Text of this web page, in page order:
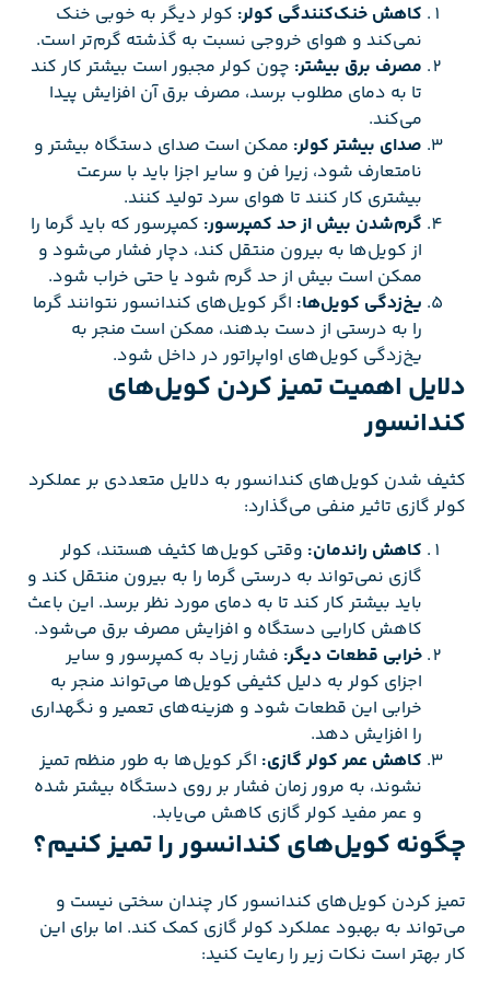
کاهش خنک‌کنندگی کولر: کولر دیگر به خوبی خنک
نمی‌کند و هوای خروجی نسبت به گذشته گرم‌تر است.
مصرف برق بیشتر: چون کولر مجبور است بیشتر کار کند
تا به دمای مطلوب برسد، مصرف برق آن افزایش پیدا
می‌کند.
صدای بیشتر کولر: ممکن است صدای دستگاه بیشتر و
نامتعارف شود، زیرا فن و سایر اجزا باید با سرعت
بیشتری کار کنند تا هوای سرد تولید کنند.
گرم‌شدن بیش از حد کمپرسور: کمپرسور که باید گرما را
از کویل‌ها به بیرون منتقل کند، دچار فشار می‌شود و
ممکن است بیش از حد گرم شود یا حتی خراب شود.
یخ‌زدگی کویل‌ها: اگر کویل‌های کندانسور نتوانند گرما
را به درستی از دست بدهند، ممکن است منجر به
یخ‌زدگی کویل‌های اواپراتور در داخل شود.
دلایل اهمیت تمیز کردن کویل‌های
کندانسور
کثیف شدن کویل‌های کندانسور به دلایل متعددی بر عملکرد
کولر گازی تاثیر منفی می‌گذارد:
کاهش راندمان: وقتی کویل‌ها کثیف هستند، کولر
گازی نمی‌تواند به درستی گرما را به بیرون منتقل کند و
باید بیشتر کار کند تا به دمای مورد نظر برسد. این باعث
کاهش کارایی دستگاه و افزایش مصرف برق می‌شود.
خرابی قطعات دیگر: فشار زیاد به کمپرسور و سایر
اجزای کولر به دلیل کثیفی کویل‌ها می‌تواند منجر به
خرابی این قطعات شود و هزینه‌های تعمیر و نگهداری
را افزایش دهد.
کاهش عمر کولر گازی: اگر کویل‌ها به طور منظم تمیز
نشوند، به مرور زمان فشار بر روی دستگاه بیشتر شده
و عمر مفید کولر گازی کاهش می‌یابد.
چگونه کویل‌های کندانسور را تمیز کنیم؟
تمیز کردن کویل‌های کندانسور کار چندان سختی نیست و
می‌تواند به بهبود عملکرد کولر گازی کمک کند. اما برای این
کار بهتر است نکات زیر را رعایت کنید: